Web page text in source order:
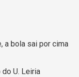
a bola sai por cima
do U. Leiria